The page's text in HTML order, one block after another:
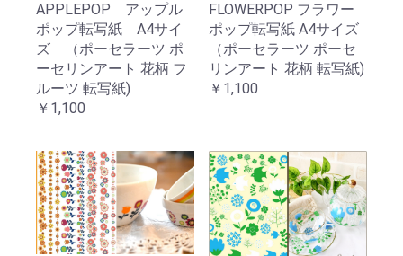
APPLEPOP アップル
ポップ転写紙 A4サイ
ズ （ポーセラーツ ポ
ーセリンアート 花柄 フ
ルーツ 転写紙)
￥1,100
FLOWERPOP フラワー
ポップ転写紙 A4サイズ
（ポーセラーツ ポーセ
リンアート 花柄 転写紙)
￥1,100